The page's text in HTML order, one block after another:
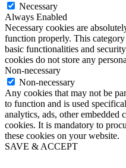
Necessary
Always Enabled
Necessary cookies are
function properly. This
basic functionalities and
cookies do not store any
Non-necessary
Non-necessary
Any cookies that may not be
to function and is used
analytics, ads, other embedded
cookies. It is mandatory to
these cookies on your website.
SAVE & ACCEPT